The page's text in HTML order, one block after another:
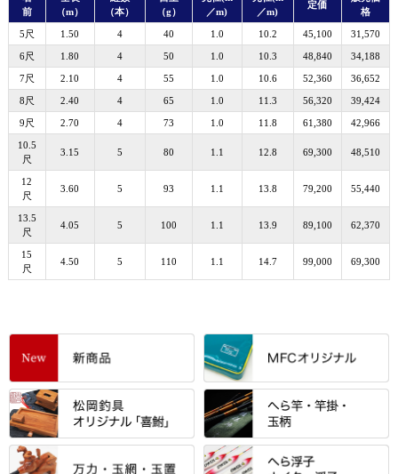
前
（m）
（本）
（g）
／m)
／m)
定価
格
5尺 1.50 4 40 1.0 10.2 45,100 31,570
6尺 1.80 4 50 1.0 10.3 48,840 34,188
7尺 2.10 4 55 1.0 10.6 52,360 36,652
8尺 2.40 4 65 1.0 11.3 56,320 39,424
9尺 2.70 4 73 1.0 11.8 61,380 42,966
10.5
尺
3.15 5 80 1.1 12.8 69,300 48,510
12
尺
3.60 5 93 1.1 13.8 79,200 55,440
13.5
尺
4.05 5 100 1.1 13.9 89,100 62,370
15
尺
4.50 5 110 1.1 14.7 99,000 69,300
すべて
「雅（みやび）」シリーズ・エ
ントＰＬＵＳシリーズ
すべて すべて